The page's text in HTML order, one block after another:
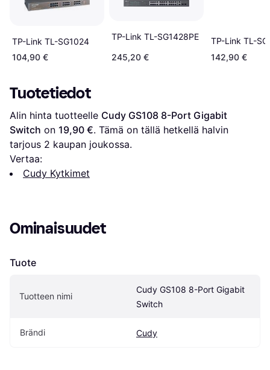
TP-Link TL-SG1024
104,90 €
TP-Link TL-SG1428PE
245,20 €
TP-Link TL-
142,90 €
Tuotetiedot
Alin hinta tuotteelle Cudy GS108 8-Port Gigabit
Switch on 19,90 €. Tämä on tällä hetkellä halvin
tarjous 2 kaupan joukossa.
Vertaa:
Cudy Kytkimet
Ominaisuudet
Tuote
Tuotteen nimi
Cudy GS108 8-Port Gigabit
Switch
Brändi Cudy